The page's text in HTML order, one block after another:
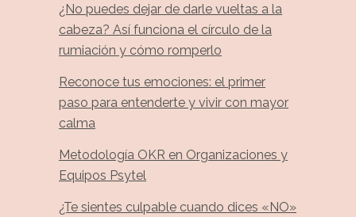
¿No puedes dejar de darle vueltas a la
cabeza? Así funciona el círculo de la
rumiación y cómo romperlo
Reconoce tus emociones: el primer
paso para entenderte y vivir con mayor
calma
Metodología OKR en Organizaciones y
Equipos Psytel
¿Te sientes culpable cuando dices «NO»